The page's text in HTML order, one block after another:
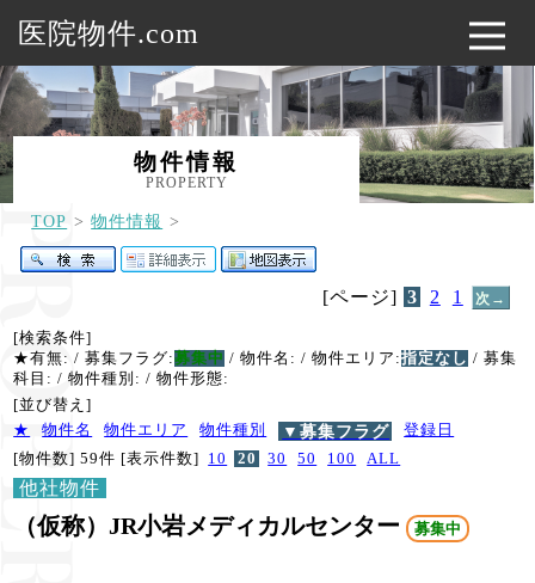
医院物件.com
物件情報
PROPERTY
TOP 物件情報
[ページ] 3 2 1 次→
[検索条件]
★有無: / 募集フラグ:募集中 / 物件名: / 物件エリア:指定なし / 募集
科目: / 物件種別: / 物件形態:
[並び替え]
★
物件名 物件エリア 物件種別 ▼募集フラグ
登録日
[物件数] 59件 [表示件数] 10 20 30 50 100 ALL
他社物件
（仮称）JR小岩メディカルセンター 募集中